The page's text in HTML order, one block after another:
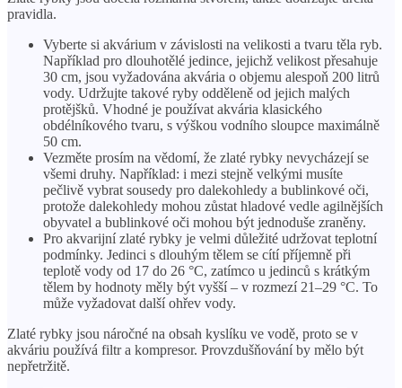
pravidla.
Vyberte si akvárium v ​​závislosti na velikosti a tvaru těla ryb.
Například pro dlouhotělé jedince, jejichž velikost přesahuje
30 cm, jsou vyžadována akvária o objemu alespoň 200 litrů
vody. Udržujte takové ryby odděleně od jejich malých
protějšků. Vhodné je používat akvária klasického
obdélníkového tvaru, s výškou vodního sloupce maximálně
50 cm.
Vezměte prosím na vědomí, že zlaté rybky nevycházejí se
všemi druhy. Například: i mezi stejně velkými musíte
pečlivě vybrat sousedy pro dalekohledy a bublinkové oči,
protože dalekohledy mohou zůstat hladové vedle agilnějších
obyvatel a bublinkové oči mohou být jednoduše zraněny.
Pro akvarijní zlaté rybky je velmi důležité udržovat teplotní
podmínky. Jedinci s dlouhým tělem se cítí příjemně při
teplotě vody od 17 do 26 °C, zatímco u jedinců s krátkým
tělem by hodnoty měly být vyšší – v rozmezí 21–29 °C. To
může vyžadovat další ohřev vody.
Zlaté rybky jsou náročné na obsah kyslíku ve vodě, proto se v
akváriu používá filtr a kompresor. Provzdušňování by mělo být
nepřetržitě.